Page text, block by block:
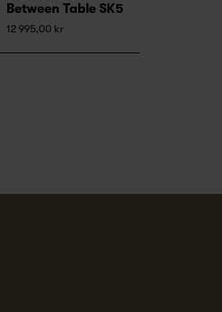
Between Table SK5
12 995,00 kr